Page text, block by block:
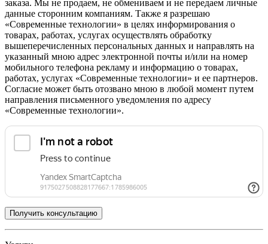
заказа. Мы не продаем, не обмениваем и не передаем личные
данные сторонним компаниям. Также я разрешаю
«Современные технологии» в целях информирования о
товарах, работах, услугах осуществлять обработку
вышеперечисленных персональных данных и направлять на
указанный мною адрес электронной почты и/или на номер
мобильного телефона рекламу и информацию о товарах,
работах, услугах «Современные технологии» и ее партнеров.
Согласие может быть отозвано мною в любой момент путем
направления письменного уведомления по адресу
«Современные технологии».